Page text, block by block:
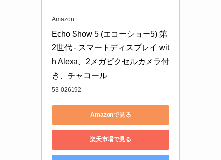
Amazon
Echo Show 5 (エコーショー5) 第
2世代 - スマートディスプレイ wit
h Alexa、2メガピクセルカメラ付
き、チャコール
53-026192
Amazonで見る
楽天市場で見る